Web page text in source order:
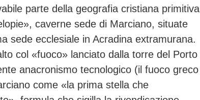
parte della geografia cristiana primitiva
caverne sede di Marciano, situate
sede ecclesiale in Acradina extramurana.
col «fuoco» lanciato dalla torre del Porto
anacronismo tecnologico (il fuoco greco
come «la prima stella che